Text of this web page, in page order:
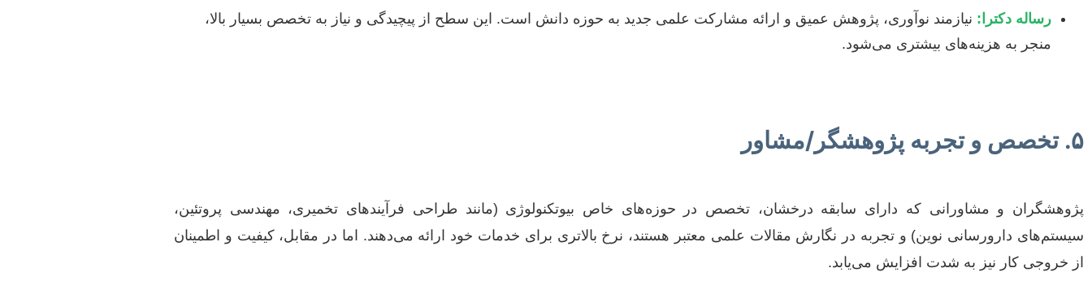
رساله دکترا: نیازمند نوآوری، پژوهش عمیق و ارائه مشارکت علمی جدید به حوزه دانش است. این سطح از پیچیدگی و نیاز به تخصص بسیار بالا،
منجر به هزینه‌های بیشتری می‌شود.
۵. تخصص و تجربه پژوهشگر/مشاور
پژوهشگران و مشاورانی که دارای سابقه درخشان، تخصص در حوزه‌های خاص بیوتکنولوژی (مانند طراحی فرآیندهای تخمیری، مهندسی پروتئین،
سیستم‌های دارورسانی نوین) و تجربه در نگارش مقالات علمی معتبر هستند، نرخ بالاتری برای خدمات خود ارائه می‌دهند. اما در مقابل، کیفیت و اطمینان
از خروجی کار نیز به شدت افزایش می‌یابد.